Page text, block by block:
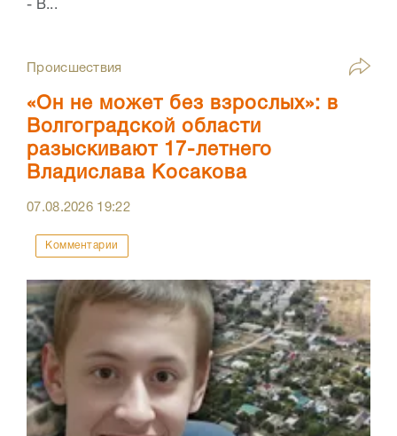
- В...
Происшествия
«Он не может без взрослых»: в
Волгоградской области
разыскивают 17-летнего
Владислава Косакова
07.08.2026 19:22
Комментарии